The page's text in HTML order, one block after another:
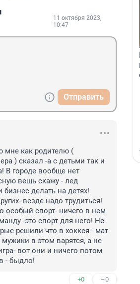
11 октября 2023,
10:47
Отправить
мне как родителю (
) сказал -а с детьми так и
В городе вообще нет
вещь скажу - лед
бизнес делать на детях!
везде надо трудиться!
особый спорт- ничего в нем
-это спорт для него! Не
решили что в хоккея - мат
в этом варятся, а не
вот они и ничего потом
- быдло!
+0 –0